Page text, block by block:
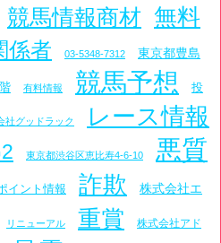
競馬情報商材 無料
係者 03-5348-7312 東京都豊島
有料情報 競馬予想 投
社グッドラック レース情報
東京都渋谷区恵比寿4-6-10
悪質
イント情報 詐欺 株式会社エ
リニューアル 重賞 株式会社アド